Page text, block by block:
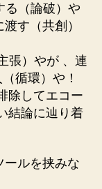
る（論破）や
す（共創）
張）やが 、連
循環）や！
除してエコー
結論に辿り着
ールを挟みな